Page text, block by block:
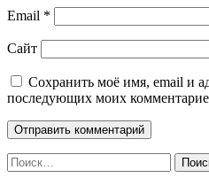
Email *
Сайт
Сохранить моё имя, email и
последующих моих